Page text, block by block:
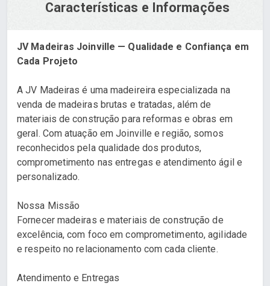
Características e Informações
JV Madeiras Joinville — Qualidade e Confiança em
Cada Projeto
A JV Madeiras é uma madeireira especializada na
venda de madeiras brutas e tratadas, além de
materiais de construção para reformas e obras em
geral. Com atuação em Joinville e região, somos
reconhecidos pela qualidade dos produtos,
comprometimento nas entregas e atendimento ágil e
personalizado.
Nossa Missão
Fornecer madeiras e materiais de construção de
excelência, com foco em comprometimento, agilidade
e respeito no relacionamento com cada cliente.
Atendimento e Entregas